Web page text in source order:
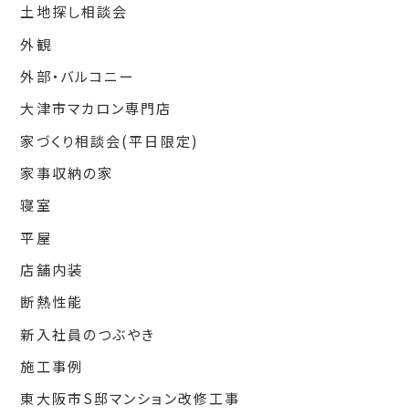
土地探し相談会
外観
外部・バルコニー
大津市マカロン専門店
家づくり相談会(平日限定)
家事収納の家
寝室
平屋
店舗内装
断熱性能
新入社員のつぶやき
施工事例
東大阪市S邸マンション改修工事